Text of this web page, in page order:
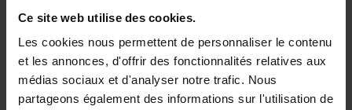
Ce site web utilise des cookies.
Les cookies nous permettent de personnaliser le contenu
et les annonces, d'offrir des fonctionnalités relatives aux
médias sociaux et d'analyser notre trafic. Nous
partageons également des informations sur l'utilisation de